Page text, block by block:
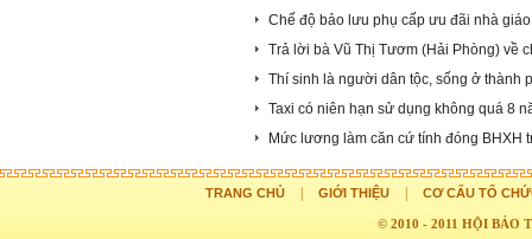
Chế độ bảo lưu phụ cấp ưu đãi nhà
Trả lời bà Vũ Thị Tươm (Hải Phòng) về
Thí sinh là người dân tộc, sống ở thành
Taxi có niên hạn sử dụng không quá 8
Mức lương làm căn cứ tính đóng BHXH
TRANG CHỦ GIỚI THIỆU CƠ CẤU TỔ
© 2010 - 2011 HỘI BẢO